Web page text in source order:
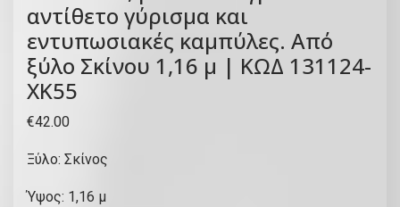
αντίθετο γύρισμα και
εντυπωσιακές καμπύλες. Από
ξύλο Σκίνου 1,16 μ | ΚΩΔ 131124-
ΧΚ55
€42.00
Ξύλο: Σκίνος
Ύψος: 1,16 μ